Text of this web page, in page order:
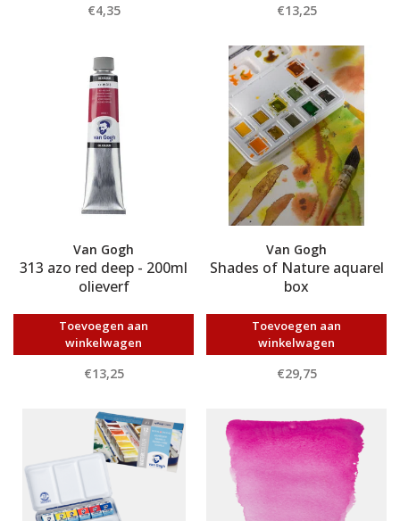
€4,35 €13,25
Van Gogh
313 azo red deep - 200ml
olieverf
Toevoegen aan
winkelwagen
€13,25
Van Gogh
Shades of Nature aquarel
box
Toevoegen aan
winkelwagen
€29,75